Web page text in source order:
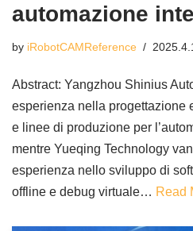
automazione
by iRobotCAMReference
Abstract: Yangzhou Shinius
esperienza nella progettazione
e linee di produzione per
mentre Yueqing Technology
esperienza nello sviluppo di
offline e debug virtuale… Read